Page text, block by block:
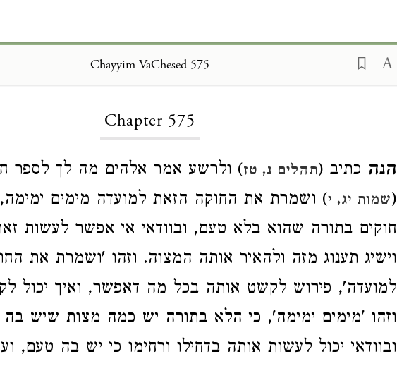
Chayyim VaChesed 575
Chapter 575
הנה כתיב (תהלים נ, טז) ולרשע אמר אלהים מה לך לספר
(שמות יג, י) ושמרת את החוקה הזאת למועדה מימים
חוקים בתורה שהוא בלא טעם, ובוודאי אי אפשר לעשות
וישיג תענוג מזה ולהאיר אותה המצוה. וזהו 'ושמרת את
למועדה', פירוש לקשט אותה בכל מה דאפשר, ואיך יכול
וזהו 'מימים ימימה', כי הלא בתורה יש כמה מצות שיש בה
ובוודאי יכול לעשות אותה בדחילו ורחימו כי יש בה טעם,